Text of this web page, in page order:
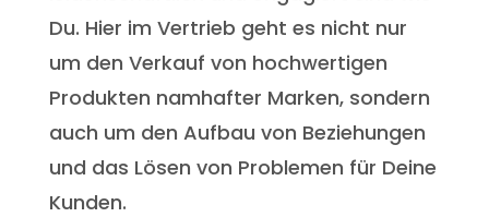
Du. Hier im Vertrieb geht es nicht nur
um den Verkauf von hochwertigen
Produkten namhafter Marken, sondern
auch um den Aufbau von Beziehungen
und das Lösen von Problemen für Deine
Kunden.